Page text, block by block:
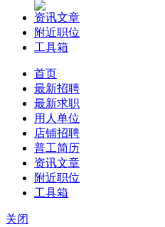
资讯文章
附近职位
工具箱
首页
最新招聘
最新求职
用人单位
店铺招聘
普工简历
资讯文章
附近职位
工具箱
关闭